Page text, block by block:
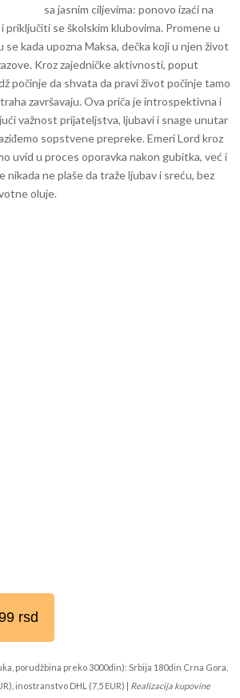
sa jasnim ciljevima: ponovo izaći na
priključiti se školskim klubovima. Promene u
se kada upozna Maksa, dečka koji u njen život
Kroz zajedničke aktivnosti, poput
počinje da shvata da pravi život počinje tamo
završavaju. Ova priča je introspektivna i
važnost prijateljstva, ljubavi i snage unutar
sopstvene prepreke. Emeri Lord kroz
uvid u proces oporavka nakon gubitka, već i
nikada ne plaše da traže ljubav i sreću, bez
oluje.
rsd
porudžbina preko 3000din): Srbija 180din Crna Gora,
inostranstvo DHL (7,5 EUR) | Realizacija kupovine